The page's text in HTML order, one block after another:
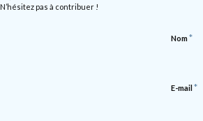
N’hésitez pas à contribuer !
Nom*
E-mail *